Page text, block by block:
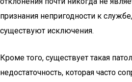
признания непригодности к
существуют исключения.
Кроме того, существует такая
недостаточность, которая часто